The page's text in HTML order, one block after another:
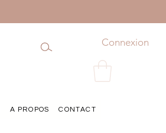
Connexion
A PROPOS CONTACT